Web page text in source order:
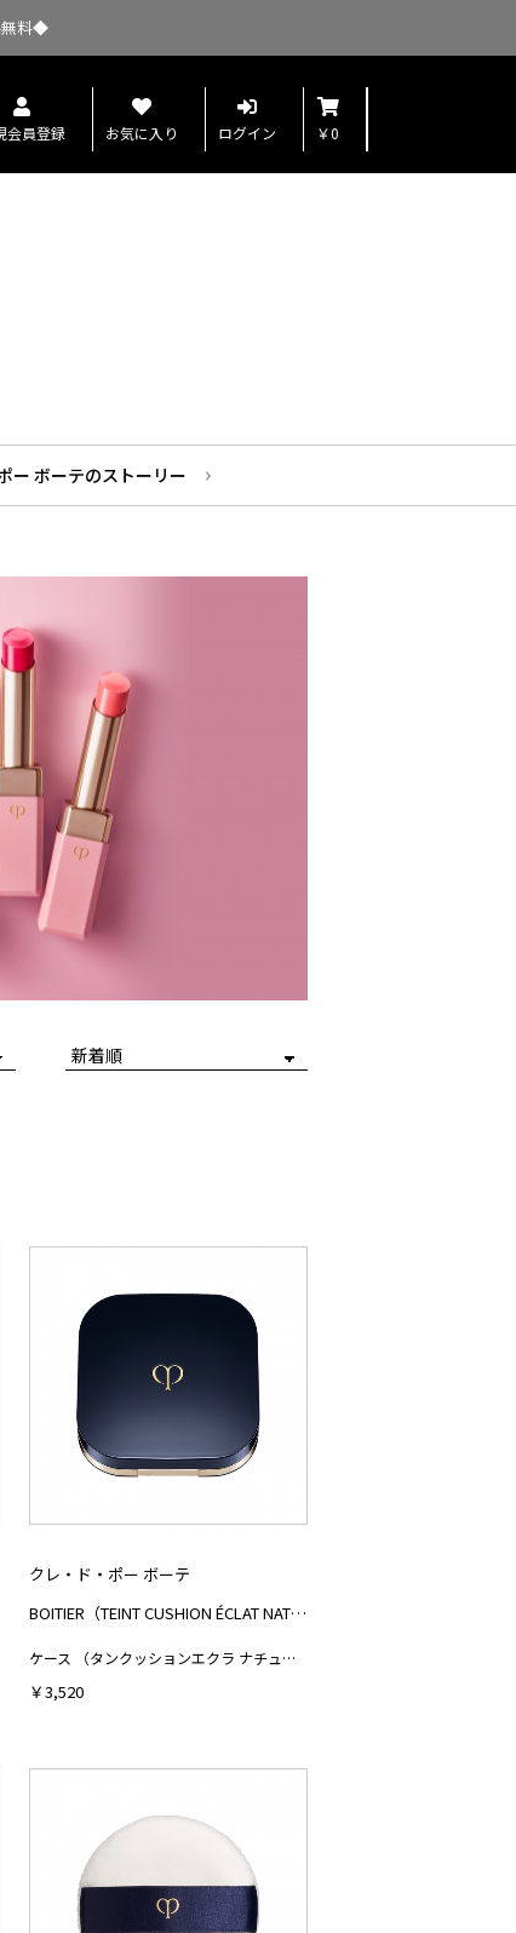
無料◆
会員登録 お気に入り ログイン ￥0
ー ボーテのストーリー
クレ・ド・ポー ボーテ
BOITIER（TEINT CUSHION ÉCLAT NATUREL）
ケース （タンクッションエクラ ナチュレル）
￥3,520